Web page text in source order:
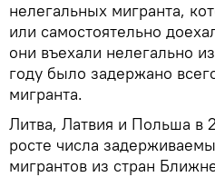
нелегальных мигранта,
или самостоятельно
они въехали нелегально
году было задержано
мигранта.
Литва, Латвия и Польша в
росте числа
мигрантов из стран